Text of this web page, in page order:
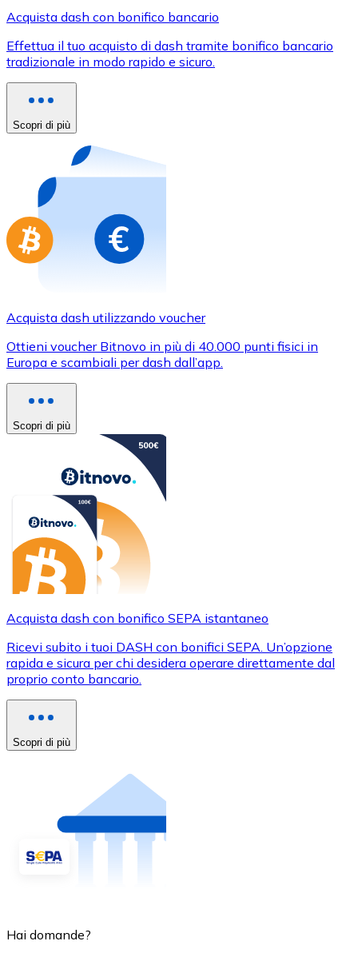
Usa le carte Visa e Mastercard per acquistare
Acquista con carta
Acquista gift card dei tuoi marchi preferiti con
Vai al negozio di carte regalo
Acquista dash con bonifico bancario
Effettua il tuo acquisto di dash tramite bonifico bancario
tradizionale in modo rapido e sicuro.
Scopri di più
Acquista dash utilizzando voucher
Ottieni voucher Bitnovo in più di 40.000 punti fisici in
Europa e scambiali per dash dall’app.
Scopri di più
Acquista dash con bonifico SEPA istantaneo
Ricevi subito i tuoi DASH con bonifici SEPA. Un’opzione
rapida e sicura per chi desidera operare direttamente dal
proprio conto bancario.
Scopri di più
Hai domande?